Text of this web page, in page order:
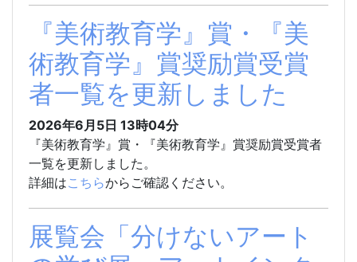
『美術教育学』賞・『美
術教育学』賞奨励賞受賞
者一覧を更新しました
2026年6月5日 13時04分
『美術教育学』賞・『美術教育学』賞奨励賞受賞者
一覧を更新しました。
詳細はこちらからご確認ください。
展覧会「分けないアート